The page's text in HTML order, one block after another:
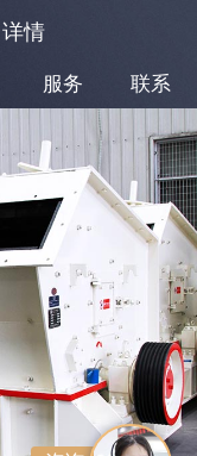
详情
服务 联系